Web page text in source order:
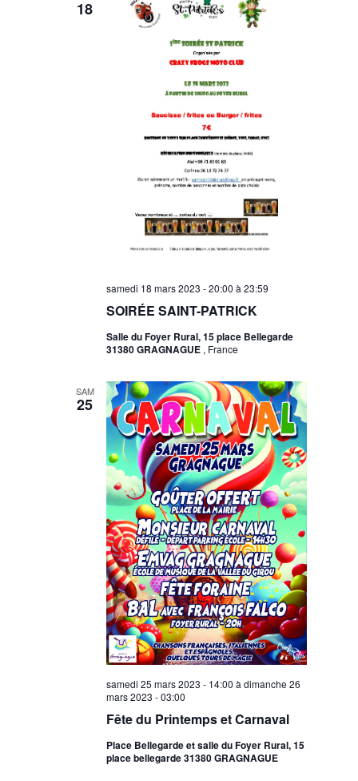
18
SOIRÉE SAINT-PATRICK
samedi 18 mars 2023 - 20:00 à23:59
Salle du Foyer Rural, 15 place Bellegarde
31380 GRAGNAGUE , France
SAM
25
Fête du Printemps et Carnaval
samedi 25 mars 2023 - 14:00 àdimanche 26
mars 2023 - 03:00
Place Bellegarde et salle du Foyer Rural, 15
place bellegarde 31380 GRAGNAGUE